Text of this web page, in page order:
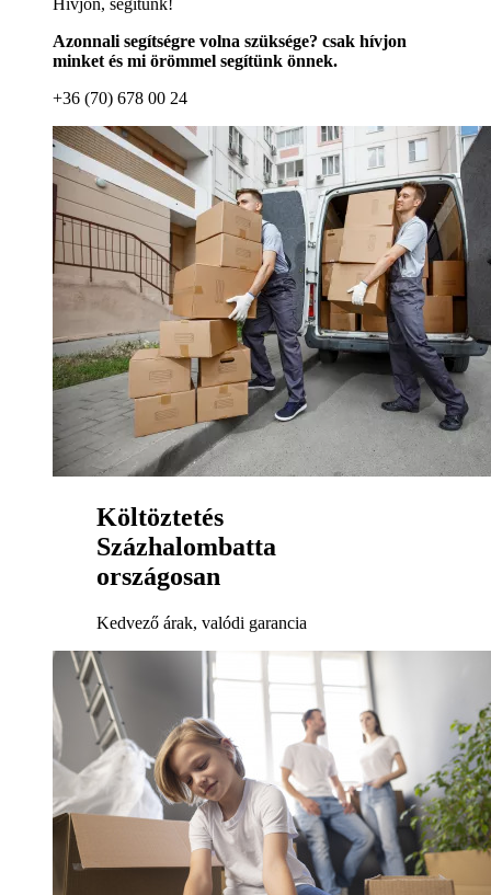
Hívjon, segítünk!
Azonnali segítségre volna szüksége? csak hívjon
minket és mi örömmel segítünk önnek.
+36 (70) 678 00 24
Költöztetés
Százhalombatta
országosan
Kedvező árak, valódi garancia